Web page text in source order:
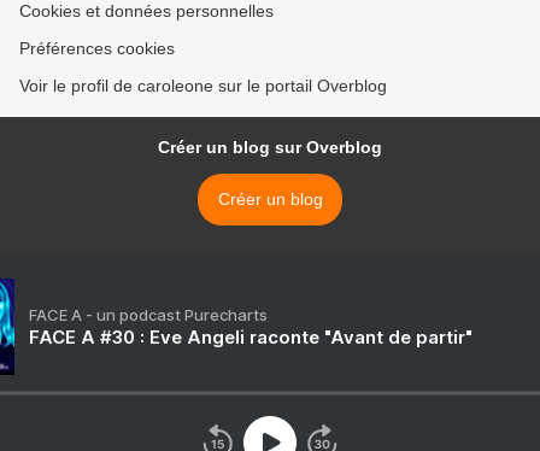
Cookies et données personnelles
Préférences cookies
Voir le profil de caroleone sur le portail Overblog
Créer un blog sur Overblog
Créer un blog
FACE A - un podcast Purecharts
FACE A #30 : Eve Angeli raconte "Avant de partir"